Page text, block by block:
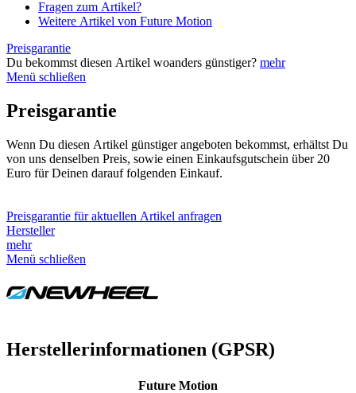
Fragen zum Artikel?
Weitere Artikel von Future Motion
Preisgarantie
Du bekommst diesen Artikel woanders günstiger? mehr
Menü schließen
Preisgarantie
Wenn Du diesen Artikel günstiger angeboten bekommst, erhältst Du
von uns denselben Preis, sowie einen Einkaufsgutschein über 20
Euro für Deinen darauf folgenden Einkauf.
Preisgarantie für aktuellen Artikel anfragen
Hersteller
mehr
Menü schließen
Herstellerinformationen (GPSR)
Future Motion